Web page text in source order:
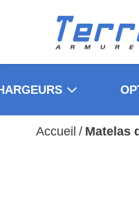
Accueil / Matelas